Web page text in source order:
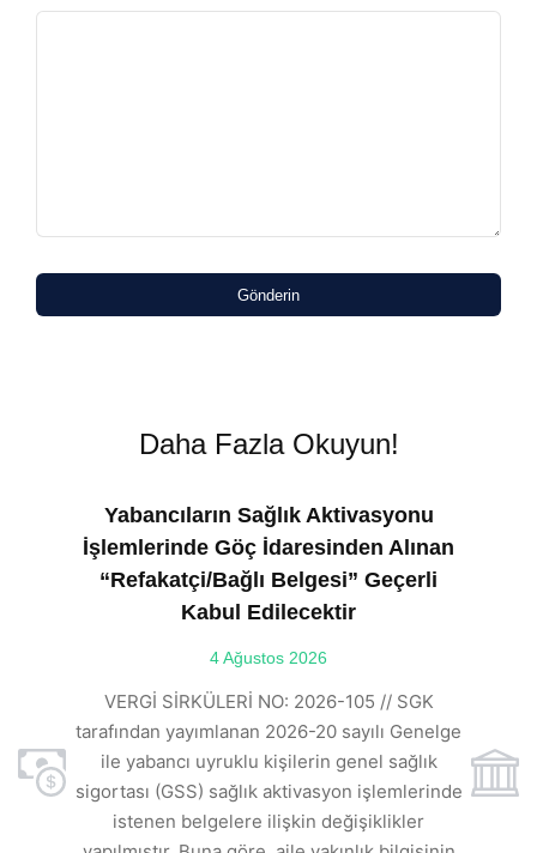
Gönderin
Daha Fazla Okuyun!
Yabancıların Sağlık Aktivasyonu
İşlemlerinde Göç İdaresinden Alınan
“Refakatçi/Bağlı Belgesi” Geçerli
Kabul Edilecektir
4 Ağustos 2026
VERGİ SİRKÜLERİ NO: 2026-105 // SGK
tarafından yayımlanan 2026-20 sayılı Genelge
ile yabancı uyruklu kişilerin genel sağlık
sigortası (GSS) sağlık aktivasyon işlemlerinde
istenen belgelere ilişkin değişiklikler